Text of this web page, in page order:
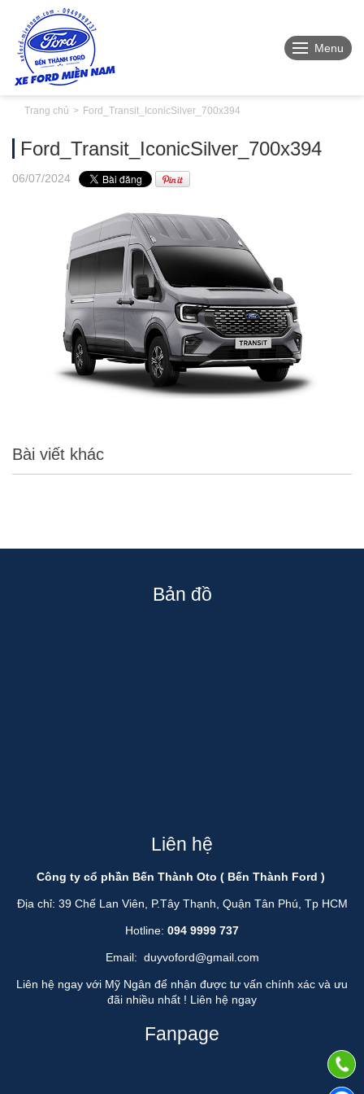
Menu
Trang chủ Ford_Transit_IconicSilver_700x394
Ford_Transit_IconicSilver_700x394
06/07/2024
Bài viết khác
Bản đồ
Liên hệ
Công ty cổ phần Bến Thành Oto ( Bến Thành Ford )
Địa chỉ: 39 Chế Lan Viên, P.Tây Thạnh, Quận Tân Phú, Tp HCM
Hotline: 094 9999 737
Email: duyvoford@gmail.com
Liên hệ ngay với Mỹ Ngân để nhận được tư vấn chính xác và ưu
đãi nhiều nhất ! Liên hệ ngay
Fanpage